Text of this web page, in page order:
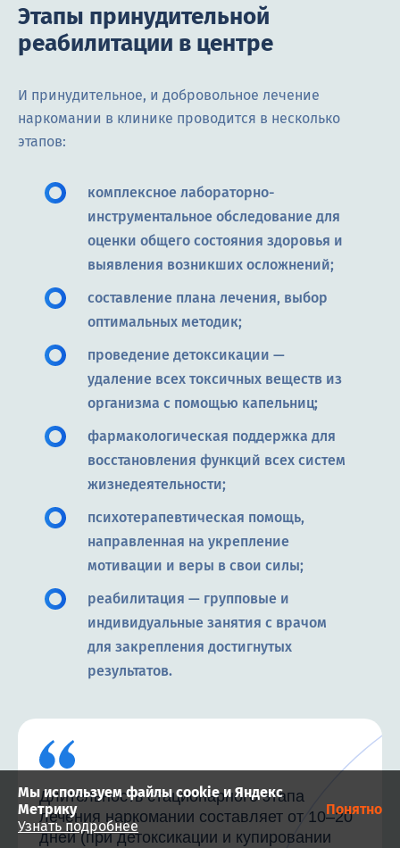
Этапы принудительной
реабилитации в центре
И принудительное, и добровольное лечение
наркомании в клинике проводится в несколько
этапов:
комплексное лабораторно-
инструментальное обследование для
оценки общего состояния здоровья и
выявления возникших осложнений;
составление плана лечения, выбор
оптимальных методик;
проведение детоксикации —
удаление всех токсичных веществ из
организма с помощью капельниц;
фармакологическая поддержка для
восстановления функций всех систем
жизнедеятельности;
психотерапевтическая помощь,
направленная на укрепление
мотивации и веры в свои силы;
реабилитация — групповые и
индивидуальные занятия с врачом
для закрепления достигнутых
результатов.
Длительность стационарного этапа
лечения наркомании составляет от 10–20
дней (при детоксикации и купировании
Мы используем файлы cookie и Яндекс
Метрику
Узнать подробнее
Понятно